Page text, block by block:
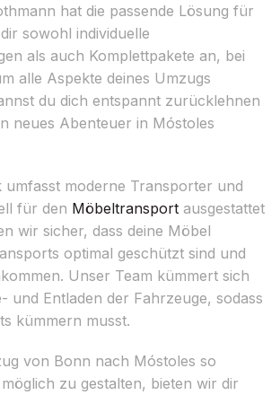
hat die passende Lösung für
sowohl individuelle
als auch Komplettpakete an, bei
alle Aspekte deines Umzugs
du dich entspannt zurücklehnen
neues Abenteuer in Móstoles
moderne Transporter und
für den Möbeltransport ausgestattet
wir sicher, dass deine Möbel
optimal geschützt sind und
Unser Team kümmert sich
und Entladen der Fahrzeuge, sodass
kümmern musst.
von Bonn nach Móstoles so
zu gestalten, bieten wir dir